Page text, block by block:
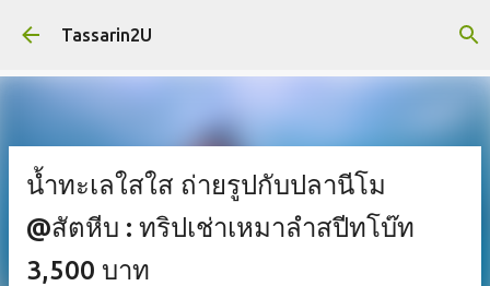
Tassarin2U
น้ำทะเลใสใส ถ่ายรูปกับปลานีโม
@สัตหีบ : ทริปเช่าเหมาลำสปีทโบ๊ท
3,500 บาท